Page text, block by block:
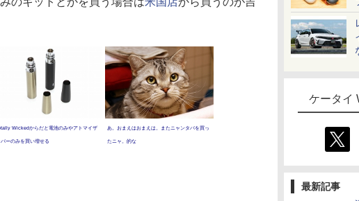
ケータイ
最新記事
Wickedからだと電池のみやアトマイザ
バーのみを買い増せる
あ。おまえはおまえは。またニャンタバを買っ
たニャ。的な